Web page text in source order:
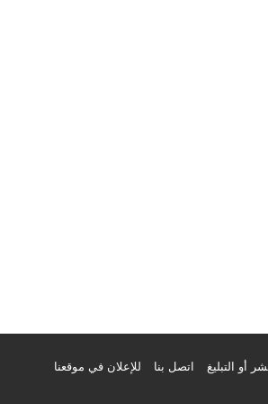
أو التبليغ اتصل بنا
للإعلان في موقعنا